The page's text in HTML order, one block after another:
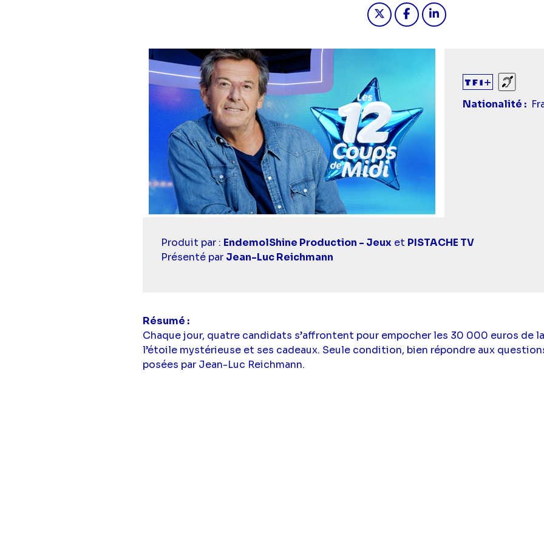
Partager "Les 12 coups de
Partager "Les 12 coups
Diaporama
Sourds
Nationalité
Casting
simba
Produit par : EndemolShine Production - Jeuxet PISTACHE TV
Présenté par Jean-Luc Reichmann
Résumé
Chaque jour, quatre candidats s’affrontent pour empocher les 30 000 euros de
l’étoile mystérieuse et ses cadeaux. Seule condition, bien répondre aux
posées par Jean-Luc Reichmann.